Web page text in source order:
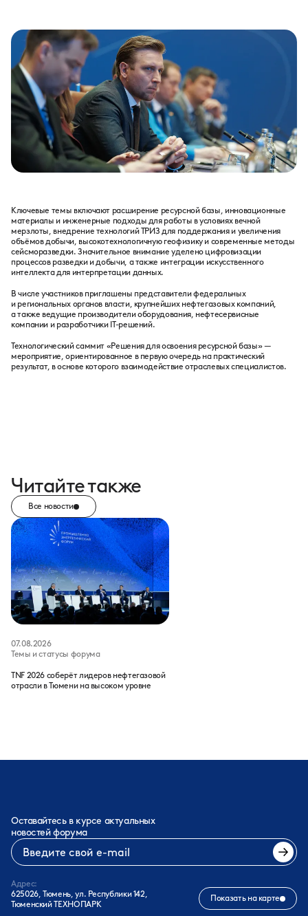
Ключевые темы включают расширение ресурсной базы, инновационные
материалы и инженерные подходы для работы в условиях вечной
мерзлоты, внедрение технологий ТРИЗ для поддержания и увеличения
объёмов добычи, высокотехнологичную геофизику и современные методы
сейсморазведки. Значительное внимание уделено цифровизации
процессов разведки и добычи, а также интеграции искусственного
интеллектадля интерпретации данных.
В числе участников приглашены представители федеральных
и региональных органов власти, крупнейших нефтегазовых компаний,
а также ведущие производители оборудования, нефтесервисные
компании и разработчики IT-решений.
Технологический саммит «Решения для освоения ресурсной базы» —
мероприятие, ориентированное в первую очередь на практический
результат, в основе которого взаимодействие отраслевых специалистов.
Читайте также
Все новости
07.08.2026
Темы и статусы форума
TNF 2026 соберёт лидеров нефтегазовой
отрасли в Тюмени на высоком уровне
Оставайтесь в курсе актуальных
новостей форума
Адрес:
625026, Тюмень, ул. Республики 142,
Тюменский ТЕХНОПАРК
Показать на карте